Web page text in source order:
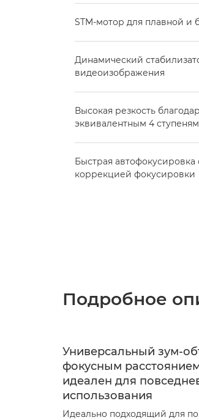
STM-мотор для плавной
Динамический
видеоизображения
Высокая резкость
эквивалентным 4
Быстрая
коррекцией фокусировки
Подробное
Универсальный зум-
фокусным
идеален для
использования
Идеально подходящий для